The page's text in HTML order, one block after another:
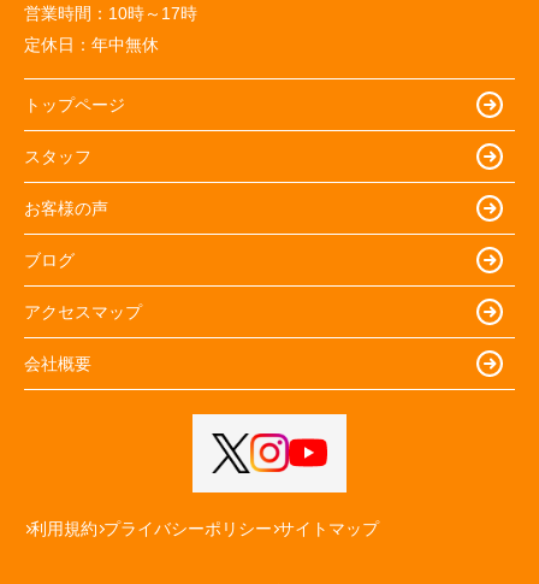
営業時間： 10時～17時
定休日： 年中無休
トップページ
スタッフ
お客様の声
ブログ
アクセスマップ
会社概要
利用規約 プライバシーポリシー サイトマップ